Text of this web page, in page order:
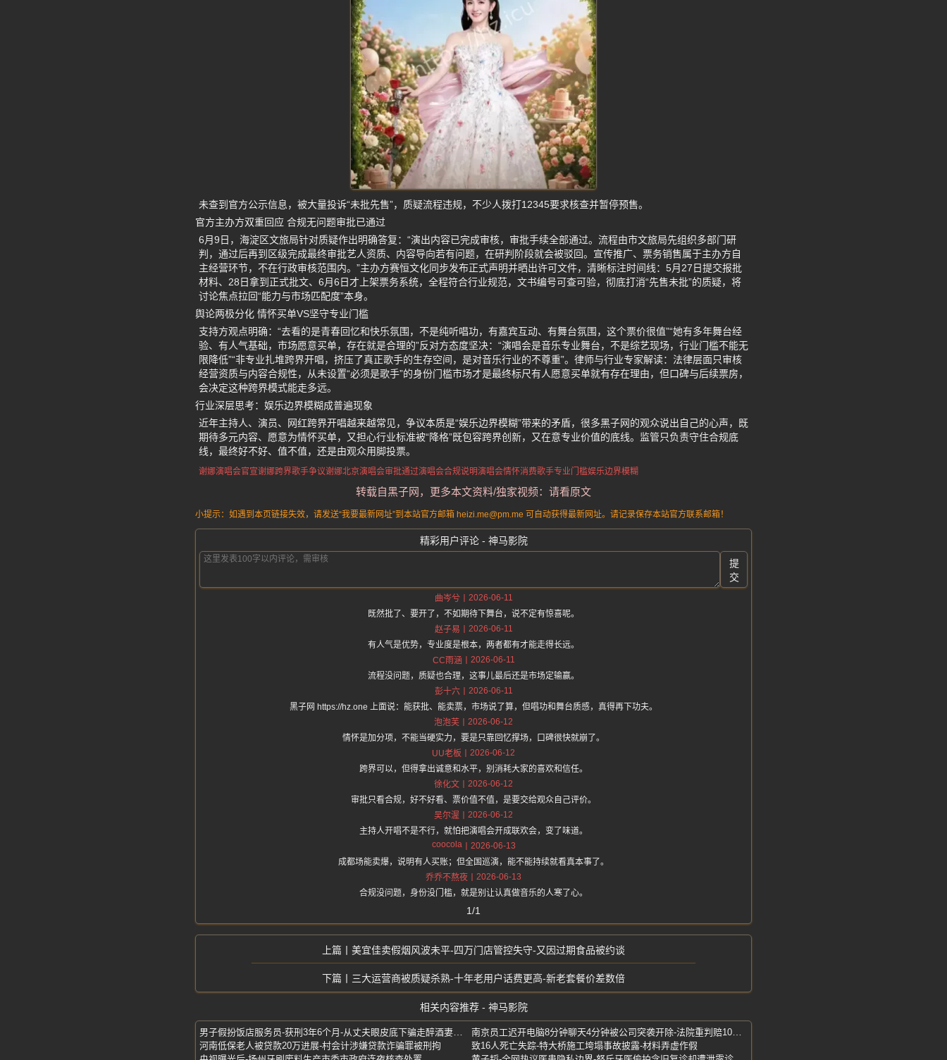
未查到官方公示信息，被大量投诉“未批先售”，质疑流程违规，不少人拨打12345要求核查并暂停预售。
官方主办方双重回应 合规无问题审批已通过
6月9日，海淀区文旅局针对质疑作出明确答复：“演出内容已完成审核，审批手续全部通过。流程由市文旅局先组织多部门研
判，通过后再到区级完成最终审批艺人资质、内容导向若有问题，在研判阶段就会被驳回。宣传推广、票务销售属于主办方自
主经营环节，不在行政审核范围内。”主办方赛恒文化同步发布正式声明并晒出许可文件，清晰标注时间线：5月27日提交报批
材料、28日拿到正式批文、6月6日才上架票务系统，全程符合行业规范，文书编号可查可验，彻底打消“先售未批”的质疑，将
讨论焦点拉回“能力与市场匹配度”本身。
舆论两极分化 情怀买单VS坚守专业门槛
支持方观点明确：“去看的是青春回忆和快乐氛围，不是纯听唱功，有嘉宾互动、有舞台氛围，这个票价很值”“她有多年舞台经
验、有人气基础，市场愿意买单，存在就是合理的”反对方态度坚决：“演唱会是音乐专业舞台，不是综艺现场，行业门槛不能无
限降低”“非专业扎堆跨界开唱，挤压了真正歌手的生存空间，是对音乐行业的不尊重”。律师与行业专家解读：法律层面只审核
经营资质与内容合规性，从未设置“必须是歌手”的身份门槛市场才是最终标尺有人愿意买单就有存在理由，但口碑与后续票房，
会决定这种跨界模式能走多远。
行业深层思考：娱乐边界模糊成普遍现象
近年主持人、演员、网红跨界开唱越来越常见，争议本质是“娱乐边界模糊”带来的矛盾，很多黑子网的观众说出自己的心声，既
期待多元内容、愿意为情怀买单，又担心行业标准被“降格”既包容跨界创新，又在意专业价值的底线。监管只负责守住合规底
线，最终好不好、值不值，还是由观众用脚投票。
谢娜演唱会官宣谢娜跨界歌手争议谢娜北京演唱会审批通过演唱会合规说明演唱会情怀消费歌手专业门槛娱乐边界模糊
转载自黑子网，更多本文资料/独家视频：请看原文
小提示：如遇到本页链接失效，请发送“我要最新网址”到本站官方邮箱 heizi.me@pm.me 可自动获得最新网址。请记录保存本站官方联系邮箱！
精彩用户评论 - 神马影院
提
交
曲岑兮
2026-06-11
既然批了、要开了，不如期待下舞台，说不定有惊喜呢。
赵子易
2026-06-11
有人气是优势，专业度是根本，两者都有才能走得长远。
CC雨涵
2026-06-11
流程没问题，质疑也合理，这事儿最后还是市场定输赢。
彭十六
2026-06-11
黑子网 https://hz.one 上面说：能获批、能卖票，市场说了算，但唱功和舞台质感，真得再下功夫。
泡泡芙
2026-06-12
情怀是加分项，不能当硬实力，要是只靠回忆撑场，口碑很快就崩了。
UU老板
2026-06-12
跨界可以，但得拿出诚意和水平，别消耗大家的喜欢和信任。
徐化文
2026-06-12
审批只看合规，好不好看、票价值不值，是要交给观众自己评价。
吴尔渥
2026-06-12
主持人开唱不是不行，就怕把演唱会开成联欢会，变了味道。
coocola
2026-06-13
成都场能卖爆，说明有人买账；但全国巡演，能不能持续就看真本事了。
乔乔不熬夜
2026-06-13
合规没问题，身份没门槛，就是别让认真做音乐的人寒了心。
1/1
美宜佳卖假烟风波未平-四万门店管控失守-又因过期食品被约谈
三大运营商被质疑杀熟-十年老用户话费更高-新老套餐价差数倍
相关内容推荐 - 神马影院
男子假扮饭店服务员-获刑3年6个月-从丈夫眼皮底下骗走醉酒妻子性侵 南京员工迟开电脑8分钟聊天4分钟被公司突袭开除-法院重判赔10万8
河南低保老人被贷款20万进展-村会计涉嫌贷款诈骗罪被刑拘
致16人死亡失踪-特大桥施工垮塌事故披露-材料弄虚作假